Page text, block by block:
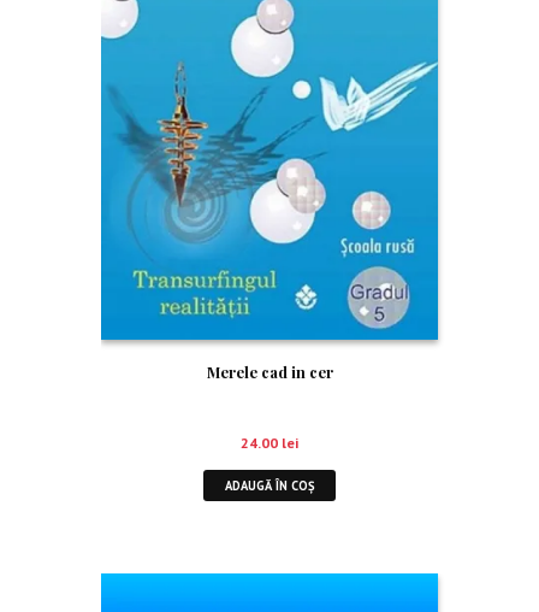
Merele cad in cer
24.00 lei
ADAUGĂ ÎN COȘ